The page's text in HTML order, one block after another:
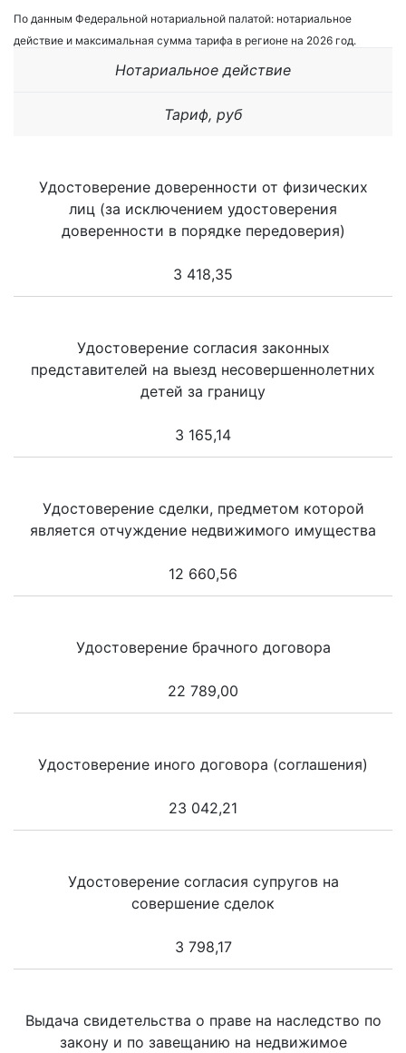
По данным Федеральной нотариальной палатой: нотариальное
действие и максимальная сумма тарифа в регионе на 2026 год.
Нотариальное действие
Тариф, руб
Удостоверение доверенности от физических
лиц (за исключением удостоверения
доверенности в порядке передоверия)
3 418,35
Удостоверение согласия законных
представителей на выезд несовершеннолетних
детей за границу
3 165,14
Удостоверение сделки, предметом которой
является отчуждение недвижимого имущества
12 660,56
Удостоверение брачного договора
22 789,00
Удостоверение иного договора (соглашения)
23 042,21
Удостоверение согласия супругов на
совершение сделок
3 798,17
Выдача свидетельства о праве на наследство по
закону и по завещанию на недвижимое